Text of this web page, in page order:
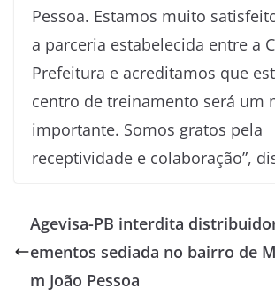
Pessoa. Estamos muito
a parceria estabelecida entre a
Prefeitura e acreditamos que
centro de treinamento será um
importante. Somos gratos pela
receptividade e colaboração”,
Agevisa-PB interdita
ementos sediada no bairro de
m João Pessoa